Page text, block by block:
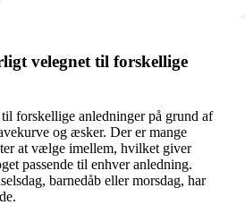
velegnet til forskellige
forskellige anledninger på grund af
og æsker. Der er mange
at vælge imellem, hvilket giver
passende til enhver anledning.
barnedåb eller morsdag, har